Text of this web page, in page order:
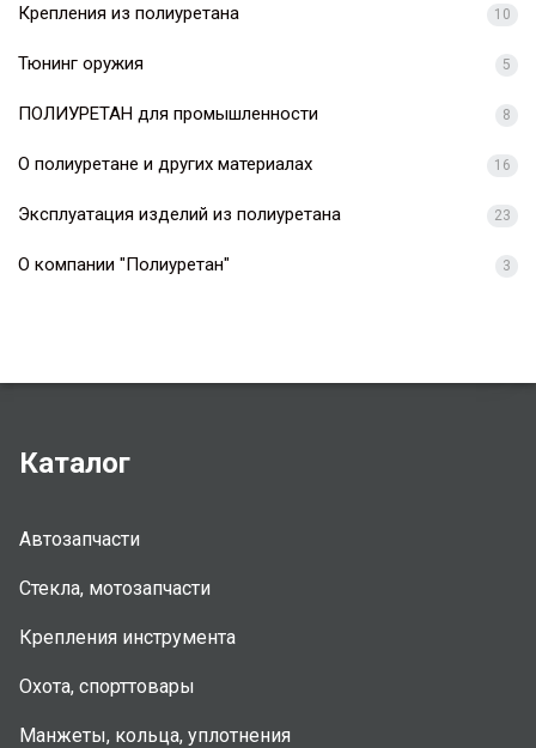
Крепления из полиуретана 10
Тюнинг оружия 5
ПОЛИУРЕТАН для промышленности 8
О полиуретане и других материалах 16
Эксплуатация изделий из полиуретана 23
О компании "Полиуретан" 3
Каталог
Автозапчасти
Стекла, мотозапчасти
Крепления инструмента
Охота, спорттовары
Манжеты, кольца, уплотнения